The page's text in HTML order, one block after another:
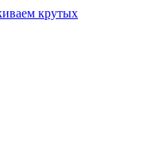
крутых